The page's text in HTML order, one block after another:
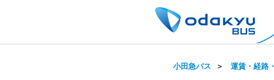
小田急バス ＞ 運賃・経路